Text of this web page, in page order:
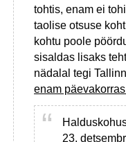
tohtis, enam ei
taolise otsuse
kohtu poole
sisaldas lisaks
nädalal tegi
enam
23.